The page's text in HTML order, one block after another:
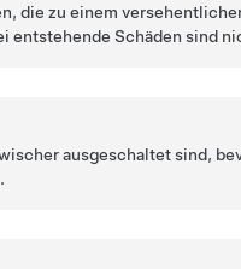
die zu einem
entstehende Schäden sind
ausgeschaltet sind,